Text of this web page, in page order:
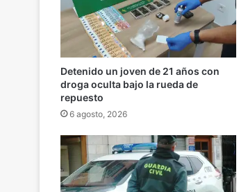
Detenido un joven de 21 años con
droga oculta bajo la rueda de
repuesto
6 agosto, 2026